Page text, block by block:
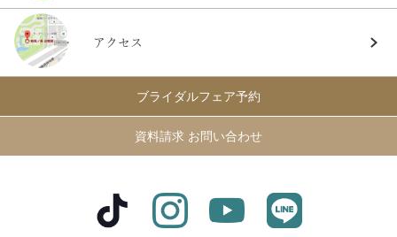
アクセス
ブライダルフェア予約
資料請求 お問い合わせ